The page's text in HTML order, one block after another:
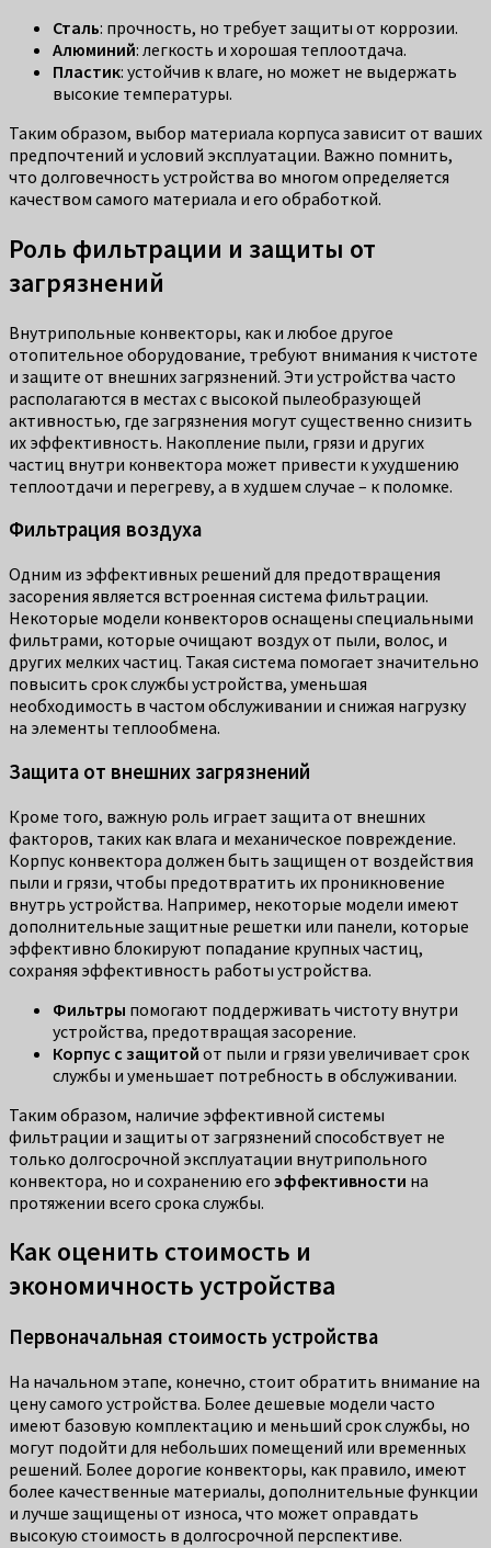
Сталь: прочность, но требует защиты от коррозии.
Алюминий: легкость и хорошая теплоотдача.
Пластик: устойчив к влаге, но может не выдержать
высокие температуры.
Таким образом, выбор материала корпуса зависит от ваших
предпочтений и условий эксплуатации. Важно помнить,
что долговечность устройства во многом определяется
качеством самого материала и его обработкой.
Роль фильтрации и защиты от
загрязнений
Внутрипольные конвекторы, как и любое другое
отопительное оборудование, требуют внимания к чистоте
и защите от внешних загрязнений. Эти устройства часто
располагаются в местах с высокой пылеобразующей
активностью, где загрязнения могут существенно снизить
их эффективность. Накопление пыли, грязи и других
частиц внутри конвектора может привести к ухудшению
теплоотдачи и перегреву, а в худшем случае – к поломке.
Фильтрация воздуха
Одним из эффективных решений для предотвращения
засорения является встроенная система фильтрации.
Некоторые модели конвекторов оснащены специальными
фильтрами, которые очищают воздух от пыли, волос, и
других мелких частиц. Такая система помогает значительно
повысить срок службы устройства, уменьшая
необходимость в частом обслуживании и снижая нагрузку
на элементы теплообмена.
Защита от внешних загрязнений
Кроме того, важную роль играет защита от внешних
факторов, таких как влага и механическое повреждение.
Корпус конвектора должен быть защищен от воздействия
пыли и грязи, чтобы предотвратить их проникновение
внутрь устройства. Например, некоторые модели имеют
дополнительные защитные решетки или панели, которые
эффективно блокируют попадание крупных частиц,
сохраняя эффективность работы устройства.
Фильтры помогают поддерживать чистоту внутри
устройства, предотвращая засорение.
Корпус с защитой от пыли и грязи увеличивает срок
службы и уменьшает потребность в обслуживании.
Таким образом, наличие эффективной системы
фильтрации и защиты от загрязнений способствует не
только долгосрочной эксплуатации внутрипольного
конвектора, но и сохранению его эффективности на
протяжении всего срока службы.
Как оценить стоимость и
экономичность устройства
Первоначальная стоимость устройства
На начальном этапе, конечно, стоит обратить внимание на
цену самого устройства. Более дешевые модели часто
имеют базовую комплектацию и меньший срок службы, но
могут подойти для небольших помещений или временных
решений. Более дорогие конвекторы, как правило, имеют
более качественные материалы, дополнительные функции
и лучше защищены от износа, что может оправдать
высокую стоимость в долгосрочной перспективе.